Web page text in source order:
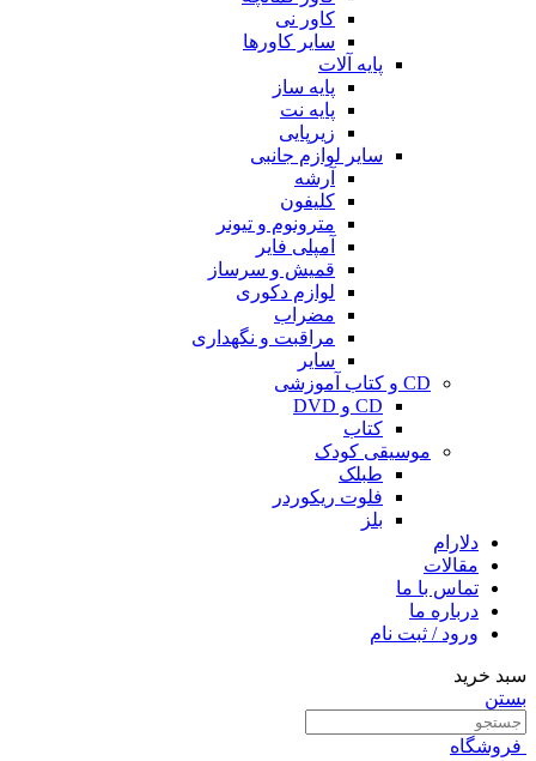
کاور نی
سایر کاورها
پایه آلات
پایه ساز
پایه نت
زیرپایی
سایر لوازم جانبی
آرشه
کلیفون
مترونوم و تیونر
آمپلی فایر
قمیش و سرساز
لوازم دکوری
مضراب
مراقبت و نگهداری
سایر
CD و کتاب آموزشی
CD و DVD
کتاب
موسیقی کودک
طبلک
فلوت ریکوردر
بلز
دلارام
مقالات
تماس با ما
درباره ما
ورود / ثبت نام
سبد خرید
بستن
فروشگاه